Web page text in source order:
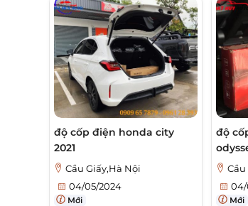
độ cốp điện honda city
2021
Cầu Giấy,Hà Nội
04/05/2024
Mới
độ
Cầu
04/
Mới